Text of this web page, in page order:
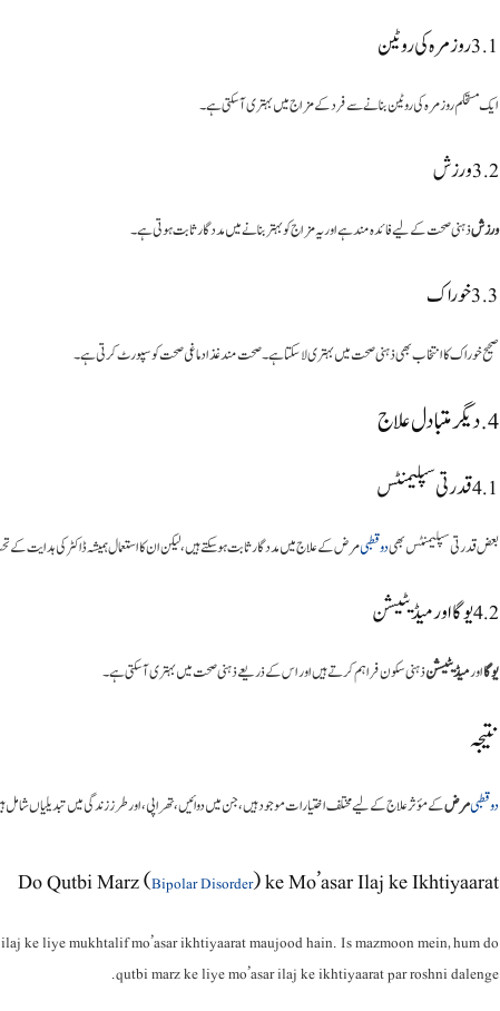
3.1 روزمرہ کی روٹین
ایک مستحکم روزمرہ کی روٹین بنانے سے فرد کے مزاج میں بہتری آ سکتی ہے۔
3.2 ورزش
ورزشذہنی صحت کے لیے فائدہ مند ہے اور یہ مزاج کو بہتر بنانے میں مددگار ثابت ہوتی ہے۔
3.3 خوراک
صحیح خوراک کا انتخاب بھی ذہنی صحت میں بہتری لا سکتا ہے۔ صحت مند غذا دماغی صحت کو سپورٹ کرتی ہے۔
4. دیگر متبادل علاج
4.1 قدرتی سپلیمنٹس
بعض قدرتی سپلیمنٹس بھیدو قطبیمرض کے علاج میں مددگار ثابت ہو سکتے ہیں، لیکن ان کا استعمال ہمیشہ ڈاکٹر کی ہدایت کے
4.2 یوگا اور میڈیٹیشن
یوگااورمیڈیٹیشنذہنی سکون فراہم کرتے ہیں اور اس کے ذریعے ذہنی صحت میں بہتری آ سکتی ہے۔
نتیجہ
دو قطبیمرضکے مؤثر علاج کے لیے مختلف اختیارات موجود ہیں، جن میں دوائیں، تھراپی، اور طرز زندگی میں تبدیلیاں
Do Qutbi Marz (Bipolar Disorder) ke Mo’asar Ilaj ke Ikhtiyaarat
ke liye mukhtalif mo’asar ikhtiyaarat maujood hain. Is mazmoon mein, hum do
qutbi marz ke liye mo’asar ilaj ke ikhtiyaarat par roshni dalenge.